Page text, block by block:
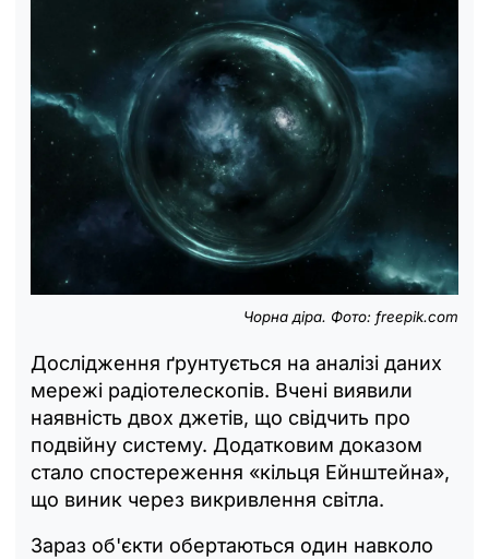
Чорна діра. Фото: freepik.com
Дослідження ґрунтується на аналізі даних
мережі радіотелескопів. Вчені виявили
наявність двох джетів, що свідчить про
подвійну систему. Додатковим доказом
стало спостереження «кільця Ейнштейна»,
що виник через викривлення світла.
Зараз об'єкти обертаються один навколо